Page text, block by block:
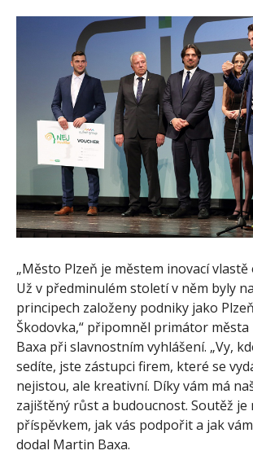
„Město Plzeň je městem inovací vlastě
Už v předminulém století v něm byly
principech založeny podniky jako
Škodovka,“ připomněl primátor
Baxa při slavnostním vyhlášení. „Vy,
sedíte, jste zástupci firem, které se
nejistou, ale kreativní. Díky vám má
zajištěný růst a budoucnost. Soutěž je
příspěvkem, jak vás podpořit a jak
dodal Martin Baxa.